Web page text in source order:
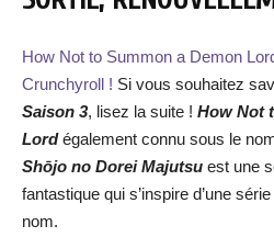
How Not to Summon a Demon
Crunchyroll ! Si vous souhaitez
Saison 3, lisez la suite ! How Not
Lordégalement connu sous le
Shōjo no Dorei Majutsu est une
fantastique qui s’inspire d’une
nom.